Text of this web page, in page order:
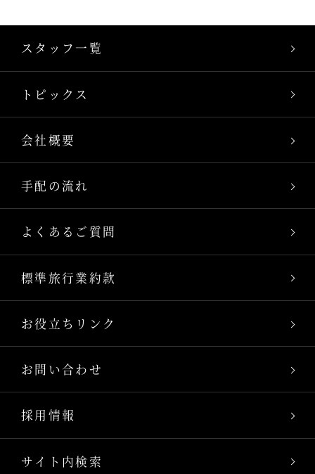
スタッフ一覧
トピックス
会社概要
手配の流れ
よくあるご質問
標準旅行業約款
お役立ちリンク
お問い合わせ
採用情報
サイト内検索